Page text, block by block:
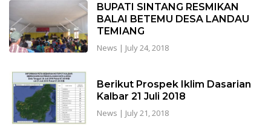
BUPATI SINTANG RESMIKAN
BALAI BETEMU DESA LANDAU
TEMIANG
News | July 24, 2018
Berikut Prospek Iklim Dasarian
Kalbar 21 Juli 2018
News | July 21, 2018